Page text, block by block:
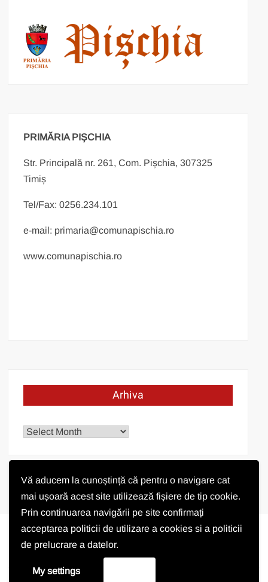
Vă aducem la cunoștință că pentru o navigare cat
mai ușoară acest site utilizează fișiere de tip cookie.
Prin continuarea navigării pe site confirmați
acceptarea politicii de utilizare a cookies si a politicii
de prelucrare a datelor.
My settings
PRIMĂRIA PIȘCHIA
Str. Principală nr. 261, Com. Pișchia, 307325
Timiș
Tel/Fax: 0256.234.101
e-mail: primaria@comunapischia.ro
www.comunapischia.ro
Arhiva
Arhiva
Vremea în Pișchia